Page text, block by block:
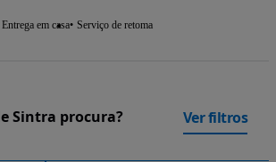
Entrega em casa Serviço de retoma
Sintra procura? Ver filtros